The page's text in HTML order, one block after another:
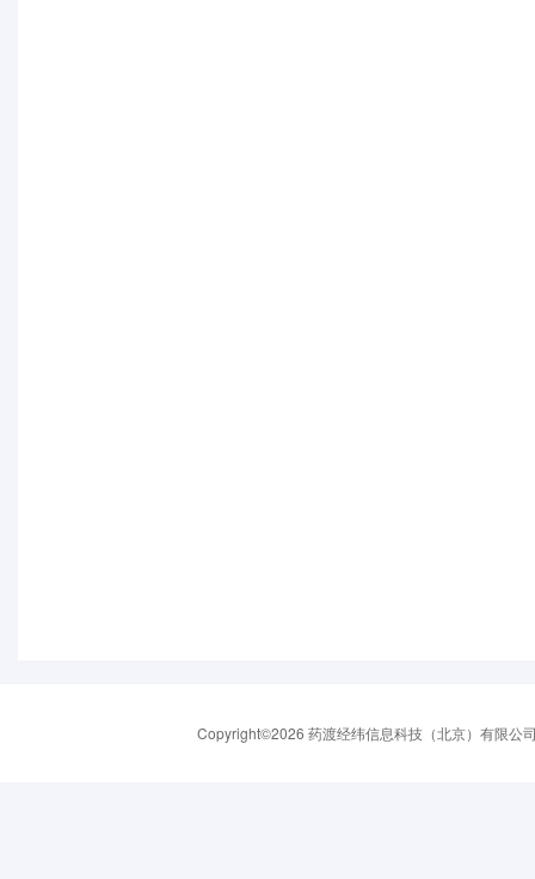
Copyright©2026 药渡经纬信息科技（北京）有限公